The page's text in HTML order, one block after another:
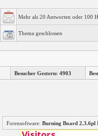
Mehr als 20 Antworten oder 100
Thema geschlossen
Besucher Gestern: 4903
Forensoftware: Burning Board